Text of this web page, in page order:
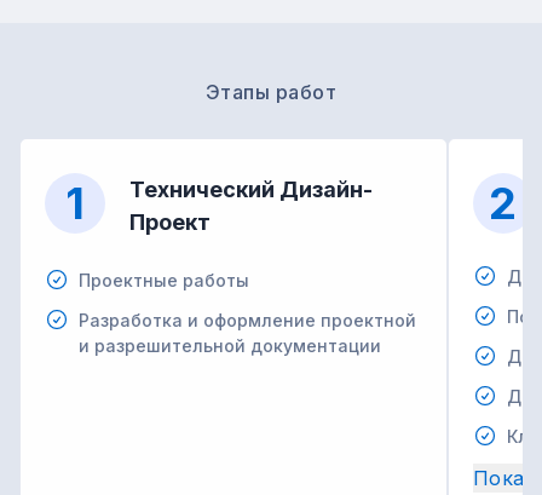
Этапы работ
1
Технический Дизайн-
Проект
Проектные работы
Разработка и оформление проектной
и разрешительной документации
2